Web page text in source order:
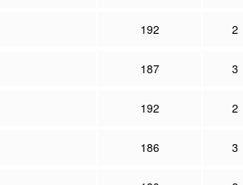
192 2
187 3
192 2
186 3